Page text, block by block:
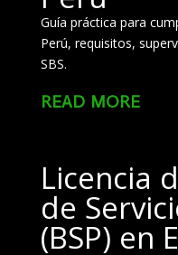
Guía práctica para
Perú, requisitos,
SBS.
read more
Licencia
de
(BSP) en